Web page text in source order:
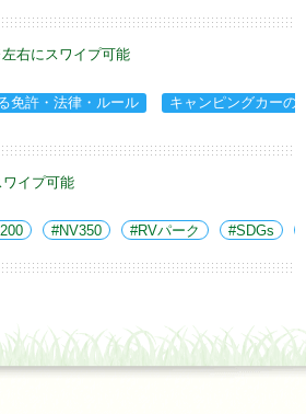
右にスワイプ可能
免許・法律・ルール キャンピングカーの
イプ可能
NV350 RVパーク SDGs